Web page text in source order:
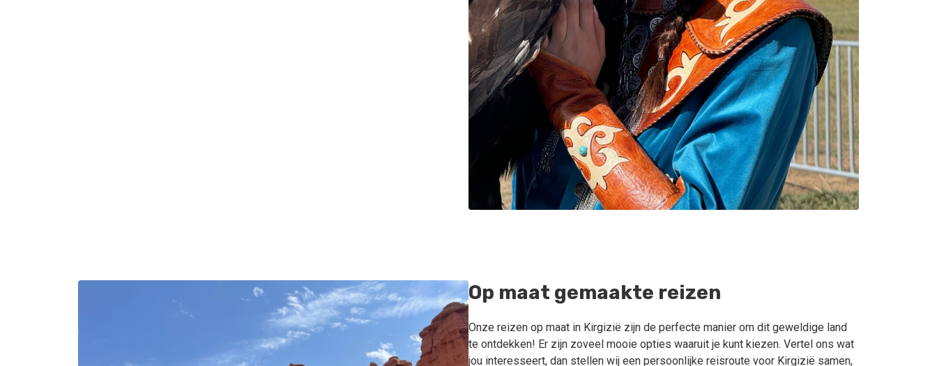
Op maat gemaakte reizen
Onze reizen op maat in Kirgizië zijn de perfecte manier om dit geweldige land
te ontdekken! Er zijn zoveel mooie opties waaruit je kunt kiezen. Vertel ons wat
jou interesseert, dan stellen wij een persoonlijke reisroute voor Kirgizië samen,